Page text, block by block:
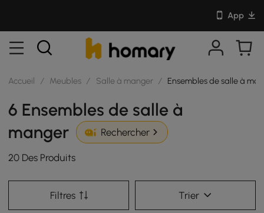
App
Accueil / Meubles / Salle à manger / Ensembles de salle à
6 Ensembles de salle à
manger
Rechercher
20 Des Produits
Filtres Trier